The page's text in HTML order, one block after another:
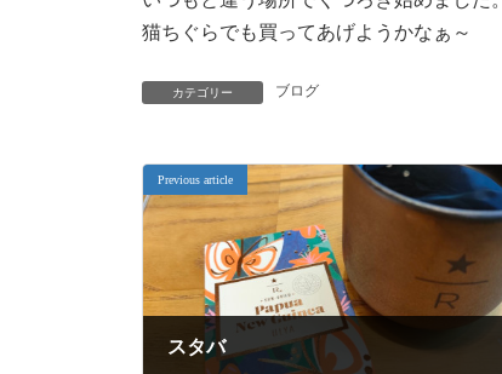
猫ちぐらでも買ってあげようかなぁ～
カテゴリー ブログ
Previous article
スタバ